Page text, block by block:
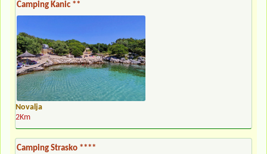
Camping Kanic **
Novalja
2Km
Camping Strasko ****